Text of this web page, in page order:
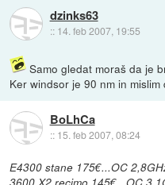
dzinks63
:: 14. feb 2007, 19:55
Samo gledat moraš da je
Ker windsor je 90 nm in
BoLhCa
:: 15. feb 2007, 08:24
E4300 stane 175€...OC